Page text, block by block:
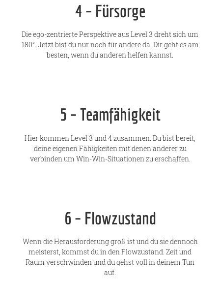
4 – Fürsorge
Die ego-zentrierte Perspektive aus Level 3 dreht sich um
180°. Jetzt bist du nur noch für andere da. Dir geht es am
besten, wenn du anderen helfen kannst.
5 – Teamfähigkeit
Hier kommen Level 3 und 4 zusammen. Du bist bereit,
deine eigenen Fähigkeiten mit denen anderer zu
verbinden um Win-Win-Situationen zu erschaffen.
6 – Flowzustand
Wenn die Herausforderung groß ist und du sie dennoch
meisterst, kommst du in den Flowzustand. Zeit und
Raum verschwinden und du gehst voll in deinem Tun
auf.